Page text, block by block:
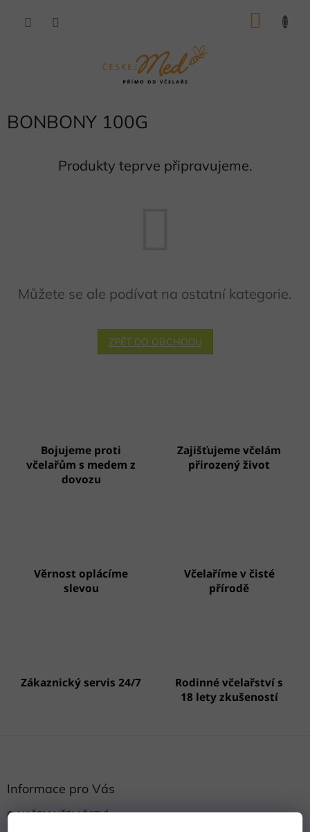
BONBONY 100G
Produkty teprve připravujeme.
Můžete se ale podívat na ostatní kategorie.
ZPĚT DO OBCHODU
Bojujeme proti
včelařům s medem z
dovozu
Zajišťujeme včelám
přirozený život
Věrnost oplácíme
slevou
Včelaříme v čisté
přírodě
Zákaznický servis 24/7
Rodinné včelařství s
18 lety zkušeností
Informace pro Vás
O NAŠEM VČELAŘSTVÍ